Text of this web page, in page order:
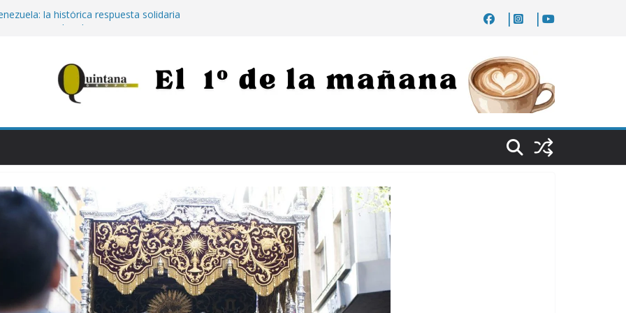
la histórica respuesta solidaria
euros por contratar de forma
extinguido el fuego tras arder 14
los más vulnerables: el Hospital de
con calostro en bebés prematuros